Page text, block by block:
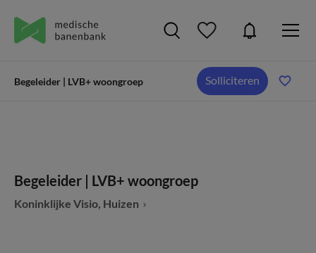
Begeleider | LVB+ woongroep Solliciteren
Begeleider | LVB+ woongroep
Koninklijke Visio, Huizen